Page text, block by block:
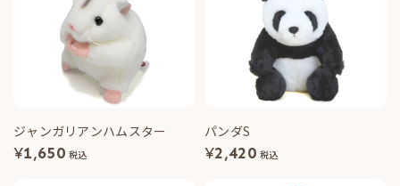
ジャンガリアンハムスター
¥1,650 税込
パンダS
¥2,420 税込